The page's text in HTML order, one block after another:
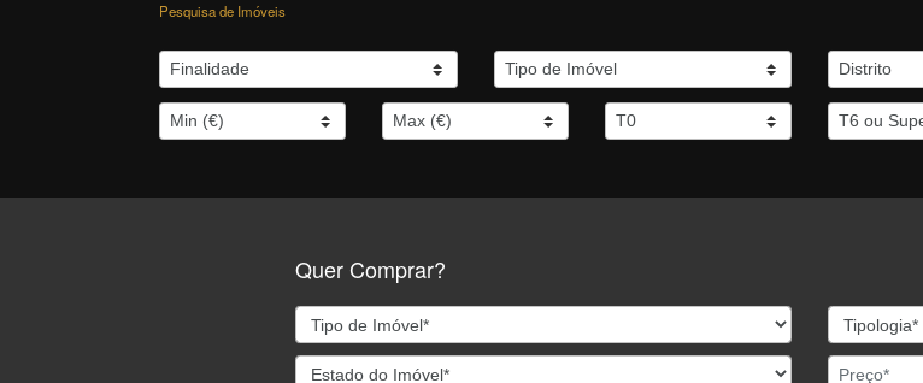
Pesquisa de Imóveis
Quer Comprar?